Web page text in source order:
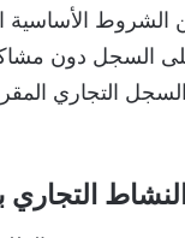
الشروط الأساسية
السجل دون
التجاري
التجاري